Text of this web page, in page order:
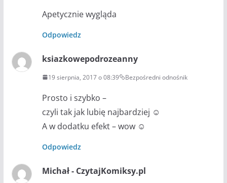
Apetycznie wygląda
Odpowiedz
ksiazkowepodrozeanny
19 sierpnia, 2017 o 08:39 Bezpośredni odnośnik
Prosto i szybko –
czyli tak jak lubię najbardziej ☺
A w dodatku efekt – wow ☺
Odpowiedz
Michał - CzytajKomiksy.pl